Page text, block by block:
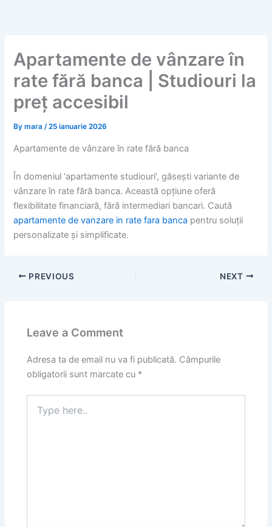
Apartamente de vânzare în
rate fără banca | Studiouri la
preț accesibil
Bymara/25 ianuarie 2026
Apartamente de vânzare în rate fără banca
În domeniul ‘apartamente studiouri’, găsești variante de
vânzare în rate fără banca. Această opțiune oferă
flexibilitate financiară, fără intermediari bancari. Caută
apartamente de vanzare in rate fara banca pentru soluții
personalizate și simplificate.
PREVIOUS NEXT
Leave a Comment
Adresa ta de email nu va fi publicată. Câmpurile
obligatorii sunt marcate cu *
here..